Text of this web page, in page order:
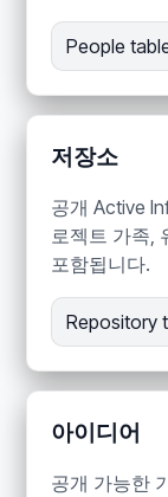
People
저장소
공개 Active
로젝트 가족,
포함됩니다.
Repository
아이디어
공개 가능한